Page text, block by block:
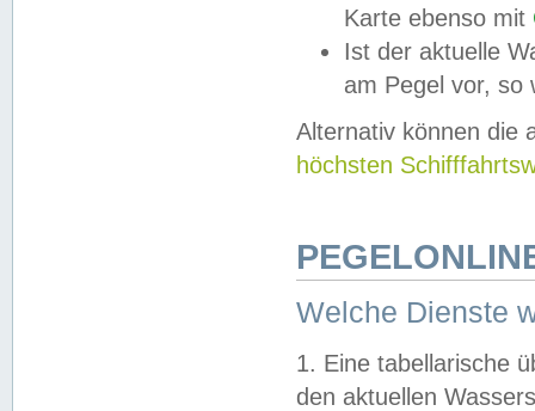
Karte ebenso mit
Ist der aktuelle
am Pegel vor,
Alternativ können die
höchsten
Welche Dienste
1. Eine tabellarische
den aktuellen